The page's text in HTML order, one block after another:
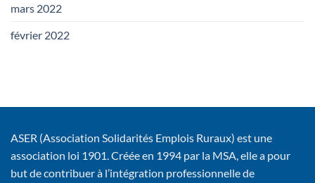
mars 2022
février 2022
ASER (Association Solidarités Emplois Ruraux) est une
association loi 1901. Créée en 1994 par la MSA, elle a pour
but de contribuer à l’intégration professionnelle de